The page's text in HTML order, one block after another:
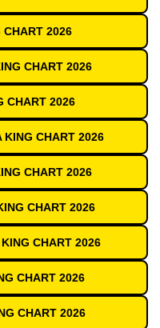
CHART 2026
CHART 2026
CHART 2026
KING CHART 2026
CHART 2026
CHART 2026
CHART 2026
CHART 2026
CHART 2026